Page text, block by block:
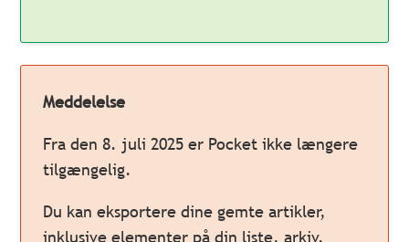
Meddelelse
Fra den 8. juli 2025 er Pocket ikke længere
tilgængelig.
Du kan eksportere dine gemte artikler,
inklusive elementer på din liste, arkiv,